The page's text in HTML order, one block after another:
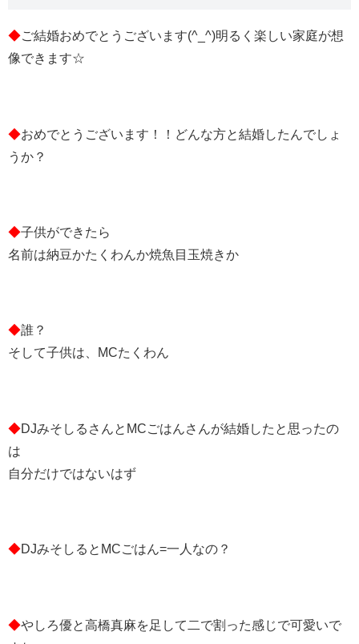
◆ご結婚おめでとうございます(^_^)明るく楽しい家庭が想
像できます☆
◆おめでとうございます！！どんな方と結婚したんでしょ
うか？
◆子供ができたら
名前は納豆かたくわんか焼魚目玉焼きか
◆誰？
そして子供は、MCたくわん
◆DJみそしるさんとMCごはんさんが結婚したと思ったの
は
自分だけではないはず
◆DJみそしるとMCごはん=一人なの？
◆やしろ優と高橋真麻を足して二で割った感じで可愛いで